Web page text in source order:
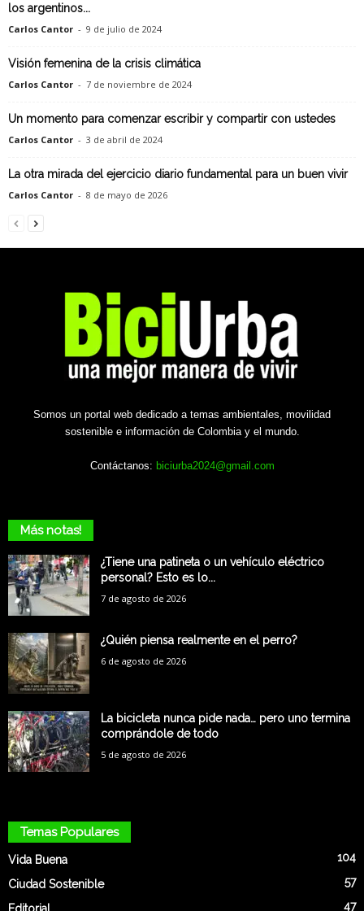
los argentinos...
Carlos Cantor - 9 de julio de 2024
Visión femenina de la crisis climática
Carlos Cantor - 7 de noviembre de 2024
Un momento para comenzar escribir y compartir con ustedes
Carlos Cantor - 3 de abril de 2024
La otra mirada del ejercicio diario fundamental para un buen vivir
Carlos Cantor - 8 de mayo de 2026
Somos un portal web dedicado a temas ambientales, movilidad
sostenible e información de Colombia y el mundo.
Contáctanos: biciurba2024@gmail.com
Más notas!
¿Tiene una patineta o un vehículo eléctrico
personal? Esto es lo...
7 de agosto de 2026
¿Quién piensa realmente en el perro?
6 de agosto de 2026
La bicicleta nunca pide nada… pero uno termina
comprándole de todo
5 de agosto de 2026
Temas Populares
Vida Buena 104
Ciudad Sostenible 57
Editorial 47